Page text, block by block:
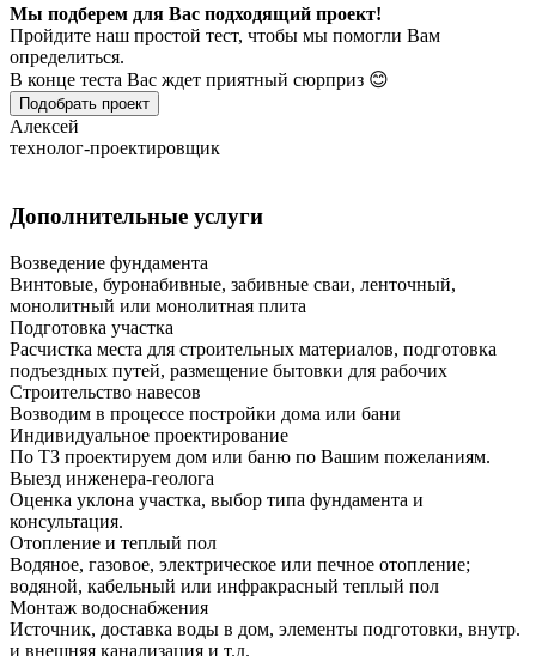
Мы подберем для Вас подходящий проект!
Пройдите наш простой тест, чтобы мы помогли Вам
определиться.
В конце теста Вас ждет приятный сюрприз 😊
Подобрать проект
Алексей
технолог-проектировщик
Дополнительные услуги
Возведение фундамента
Винтовые, буронабивные, забивные сваи, ленточный,
монолитный или монолитная плита
Подготовка участка
Расчистка места для строительных материалов, подготовка
подъездных путей, размещение бытовки для рабочих
Строительство навесов
Возводим в процессе постройки дома или бани
Индивидуальное проектирование
По ТЗ проектируем дом или баню по Вашим пожеланиям.
Выезд инженера-геолога
Оценка уклона участка, выбор типа фундамента и
консультация.
Отопление и теплый пол
Водяное, газовое, электрическое или печное отопление;
водяной, кабельный или инфракрасный теплый пол
Монтаж водоснабжения
Источник, доставка воды в дом, элементы подготовки, внутр.
и внешняя канализация и т.д.